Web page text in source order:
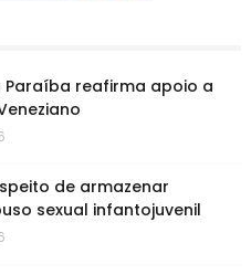
Paraíba reafirma apoio a
de armazenar
sexual infantojuvenil